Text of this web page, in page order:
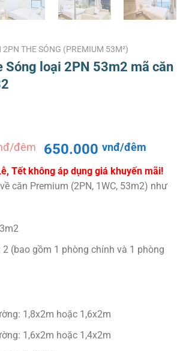
2PN THE SÓNG (PREMIUM 53M²)
Sóng loại 2PN 53m2 mã căn
đêm
Giá
gốc
là:
1.020.000 vnđ/
650.000vnđ/đêm
hiện
tại
là:
Tết không áp dụng giá khuyến mãi!
căn Premium (2PN, 1WC, 53m2) như
2 (bao gồm 1 phòng chính và 1 phòng
1,8x2m hoặc 1,6x2m
1,6x2m hoặc 1,4x2m